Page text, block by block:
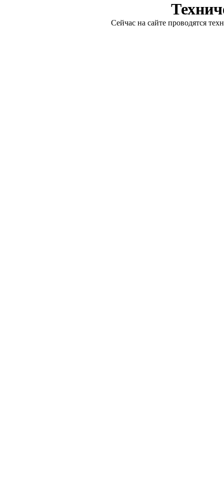
Сейчас на сайте проводятся